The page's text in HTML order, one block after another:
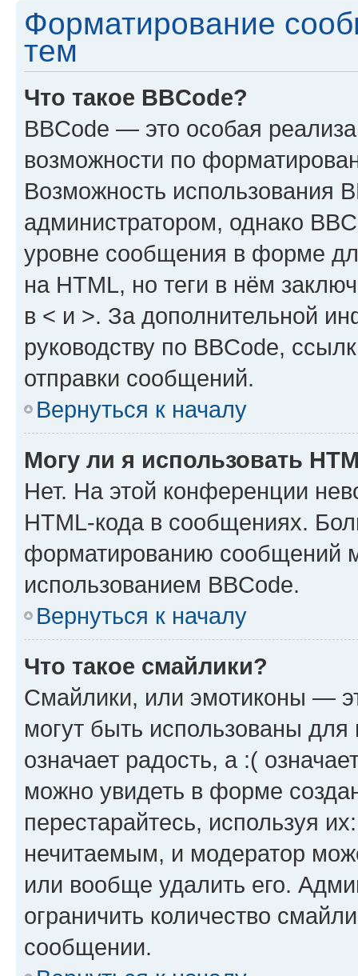
Форматирование
тем
Что такое BBCode?
BBCode — это особая
возможности по
Возможность использования
администратором, однако
уровне сообщения в форме
на HTML, но теги в нём
в < и >. За дополнительной
руководству по BBCode,
отправки сообщений.
Вернуться к началу
Могу ли я использовать
Нет. На этой конференции
HTML-кода в сообщениях.
форматированию сообщений
использованием BBCode.
Вернуться к началу
Что такое смайлики?
Смайлики, или эмотиконы —
могут быть использованы
означает радость, а :(
можно увидеть в форме
перестарайтесь, используя
нечитаемым, и модератор
или вообще удалить его.
ограничить количество
сообщении.